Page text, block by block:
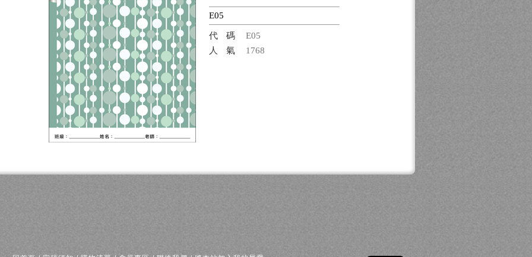
E05
代碼
E05
人氣
1768